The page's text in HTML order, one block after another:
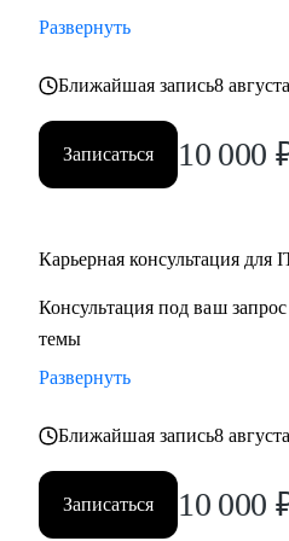
• Стратегии карьерного роста:
• Стратегия поиска работы:
откликаться, как построить
вакансий
• Стратегия релокации в
• QA, аналитики (бизнес +
• Разработчики
• Project/Product-менеджеры
Развернуть
Ближайшая запись8
Записаться 10 000
Карьерная консультация для
Консультация под ваш
темы
Развернуть
Ближайшая запись8
Записаться 10 000